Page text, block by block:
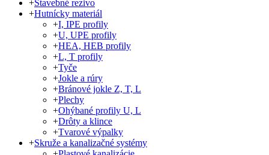
+Stavebné rezivo
+Hutnícky materiál
+I, IPE profily
+U, UPE profily
+HEA, HEB profily
+L, T profily
+Tyče
+Jokle a rúry
+Bránové jokle Z, T, L
+Plechy
+Ohýbané profily U, L
+Drôty a klince
+Tvarové výpalky
+Skruže a kanalizačné systémy